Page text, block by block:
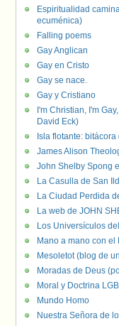
Espiritualidad
ecuménica)
Falling poems
Gay Anglican
Gay en Cristo
Gay se nace.
Gay y Cristiano
I'm Christian, I'm
David Eck)
Isla flotante:
James Alison
John Shelby Spong
La Casulla de San
La Ciudad Perdida
La web de JOHN
Los Universículos
Mano a mano con el
Mesoletot (blog de
Moradas de Deus
Moral y Doctrina
Mundo Homo
Nuestra Señora de